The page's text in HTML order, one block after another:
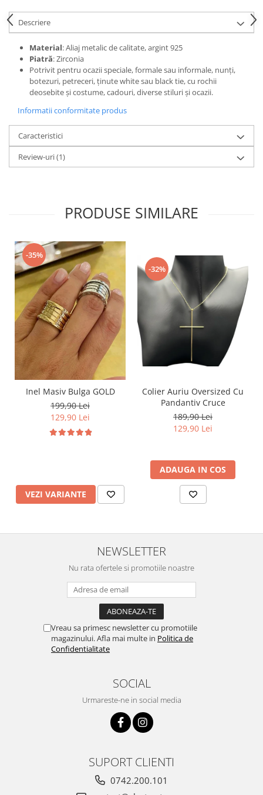
Descriere
Material: Aliaj metalic de calitate, argint 925
Piatră: Zirconia
Potrivit pentru ocazii speciale, formale sau informale, nunți,
botezuri, petreceri, ținute white sau black tie, cu rochii
deosebite și costume, cadouri, diverse stiluri și ocazii.
Informatii conformitate produs
Caracteristici
Review-uri(1)
PRODUSE SIMILARE
-35%
Inel Masiv Bulga GOLD
199,90 Lei
129,90 Lei
VEZI VARIANTE
-32%
Colier Auriu Oversized Cu
Pandantiv Cruce
189,90 Lei
129,90 Lei
ADAUGA IN COS
NEWSLETTER
Nu rata ofertele si promotiile noastre
Vreau sa primesc newsletter cu promotiile
magazinului. Afla mai multe in Politica de
Confidentialitate
SOCIAL
Urmareste-ne in social media
SUPORT CLIENTI
0742.200.101